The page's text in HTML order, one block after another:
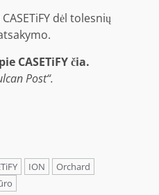
dėl tolesnių
CASETiFY čia.
Post“.
ION
Orchard